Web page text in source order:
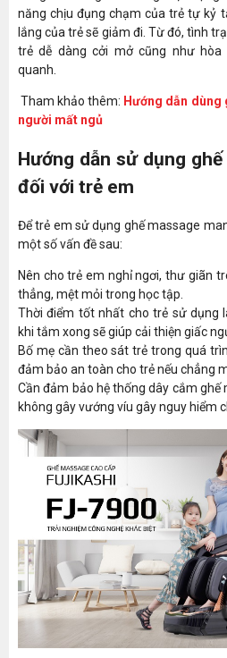
năng chịu đụng chạm của trẻ tự kỷ
lắng của trẻ sẽ giảm đi. Từ đó, tình
trẻ dễ dàng cởi mở cũng như
quanh.
Tham khảo thêm: Hướng dẫn dùng
người mất ngủ
Hướng dẫn sử dụng
đối với trẻ em
Để trẻ em sử dụng ghế massage
một số vấn đề sau:
Nên cho trẻ em nghỉ ngơi, thư giãn
thẳng, mệt mỏi trong học tập.
Thời điểm tốt nhất cho trẻ sử dụng
khi tắm xong sẽ giúp cải thiện giấc
Bố mẹ cần theo sát trẻ trong quá
đảm bảo an toàn cho trẻ nếu chẳng
Cần đảm bảo hệ thống dây cắm ghế
không gây vướng víu gây nguy hiểm